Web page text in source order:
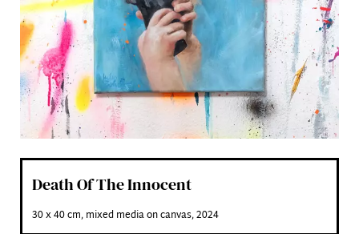
Death Of The Innocent
30 x 40 cm, mixed media on canvas, 2024
Name*
E-mail*
Phone number*
Address*